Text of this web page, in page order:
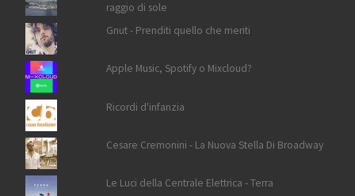
raggio di sole
Gnut - Prenditi quello che meriti
Apple Music, Spotify o Mixcloud?
Ricordi d'infanzia
Cesare Cremonini - La Nuova Stella Di Broadway
Le Luci della Centrale Elettrica - Terra